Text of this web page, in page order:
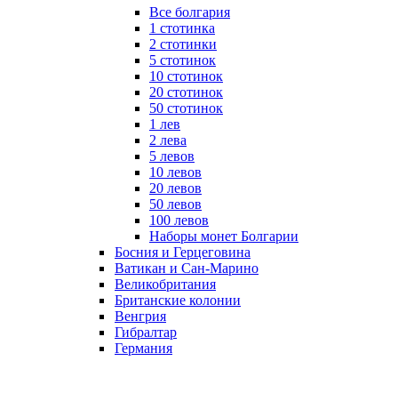
Все болгария
1 стотинка
2 стотинки
5 стотинок
10 стотинок
20 стотинок
50 стотинок
1 лев
2 лева
5 левов
10 левов
20 левов
50 левов
100 левов
Наборы монет Болгарии
Босния и Герцеговина
Ватикан и Сан-Марино
Великобритания
Британские колонии
Венгрия
Гибралтар
Германия